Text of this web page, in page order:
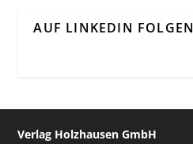
AUF LINKEDIN FOLGEN
Verlag Holzhausen GmbH